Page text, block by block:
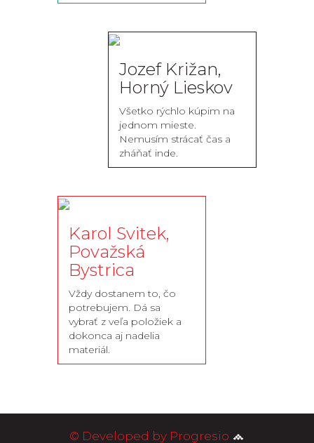
Jozef Križan,
Horný Lieskov
Všetko rýchlo kúpim na
jednom mieste.
Nemusím strácať čas a
zháňať inde.
Karol Svitek,
Považská
Bystrica
Vždy dostanem to, čo
potrebujem. Dá sa
vybrať z veľa položiek a
dokonca aj nadelia
materiál.
© Developed by Progresio